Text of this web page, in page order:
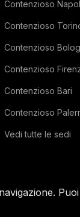
Contenzioso
Contenzioso
Contenzioso
Contenzioso
Contenzioso Bari
Contenzioso
Vedi tutte le sedi